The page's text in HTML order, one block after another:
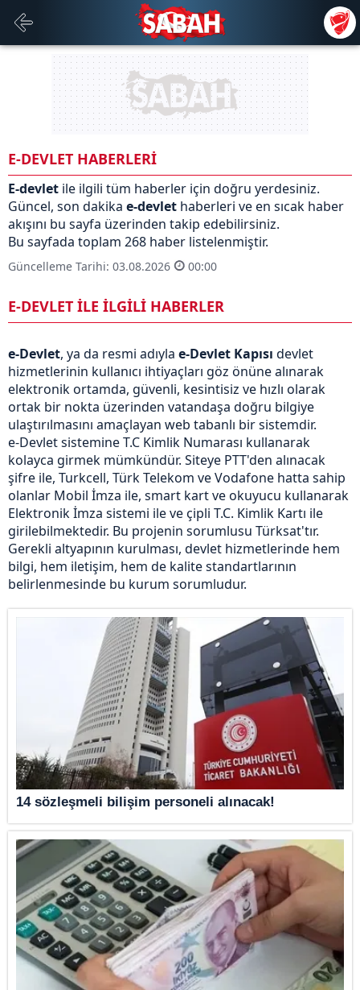
E-DEVLET HABERLERİ
E-devlet ile ilgili tüm haberler için doğru yerdesiniz.
Güncel, son dakika e-devlet haberleri ve en sıcak haber
akışını bu sayfa üzerinden takip edebilirsiniz.
Bu sayfada toplam 268 haber listelenmiştir.
Güncelleme Tarihi: 03.08.2026 00:00
E-DEVLET İLE İLGİLİ HABERLER
e-Devlet, ya da resmi adıyla e-Devlet Kapısı devlet
hizmetlerinin kullanıcı ihtiyaçları göz önüne alınarak
elektronik ortamda, güvenli, kesintisiz ve hızlı olarak
ortak bir nokta üzerinden vatandaşa doğru bilgiye
ulaştırılmasını amaçlayan web tabanlı bir sistemdir.
e-Devlet sistemine T.C Kimlik Numarası kullanarak
kolayca girmek mümkündür. Siteye PTT'den alınacak
şifre ile, Turkcell, Türk Telekom ve Vodafone hatta sahip
olanlar Mobil İmza ile, smart kart ve okuyucu kullanarak
Elektronik İmza sistemi ile ve çipli T.C. Kimlik Kartı ile
girilebilmektedir. Bu projenin sorumlusu Türksat'tır.
Gerekli altyapının kurulması, devlet hizmetlerinde hem
bilgi, hem iletişim, hem de kalite standartlarının
belirlenmesinde bu kurum sorumludur.
14 sözleşmeli bilişim personeli alınacak!